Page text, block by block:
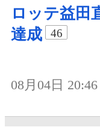
ロッテ益田
達成
46
08月04日 20:46